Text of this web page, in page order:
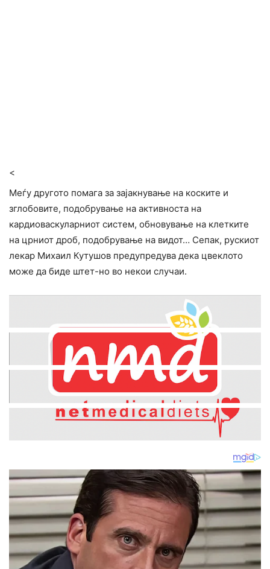
<
Меѓу другото помага за зајакнување на коските и
зглобовите, подобрување на активноста на
кардиоваскуларниот систем, обновување на клетките
на црниот дроб, подобрување на видот… Сепак, рускиот
лекар Михаил Кутушов предупредува дека цвеклото
може да биде штет-но во некои случаи.